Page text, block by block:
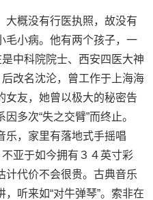
概没有行医执照，故没有
毛小病。他有两个孩子，一
中科院院士、西安四医大神
改名沈沦，曾工作于上海海
女友，她曾以极大的秘密告
多次“失之交臂”而终止。
，家里有落地式手摇唱
亚于如今拥有３４英寸彩
计代价不会很贵。古典音乐
听来如“对牛弹琴”。索非在